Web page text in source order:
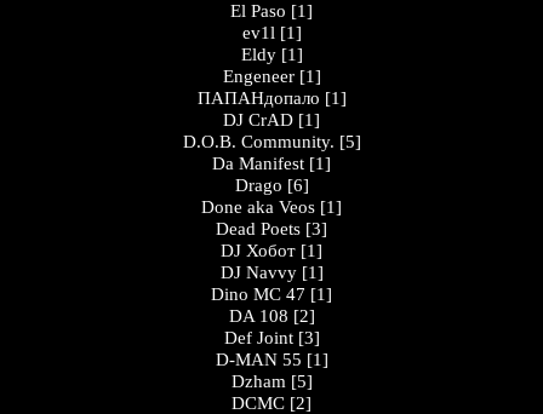
El Paso [1]
ev1l [1]
Eldy [1]
Engeneer [1]
ПАПАНдопало [1]
DJ CrAD [1]
D.O.B. Community. [5]
Da Manifest [1]
Drago [6]
Done aka Veos [1]
Dead Poets [3]
DJ Хобот [1]
DJ Navvy [1]
Dino MC 47 [1]
DA 108 [2]
Def Joint [3]
D-MAN 55 [1]
Dzham [5]
DCMC [2]